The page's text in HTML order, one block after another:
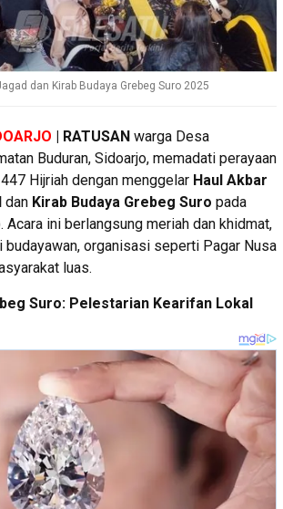
dan Kirab Budaya Grebeg Suro 2025
RATUSAN warga Desa
Buduran, Sidoarjo, memadati perayaan
Hijriah dengan menggelar Haul Akbar
dan Kirab Budaya Grebeg Suro pada
ini berlangsung meriah dan khidmat,
organisasi seperti Pagar Nusa
luas.
Suro: Pelestarian Kearifan Lokal